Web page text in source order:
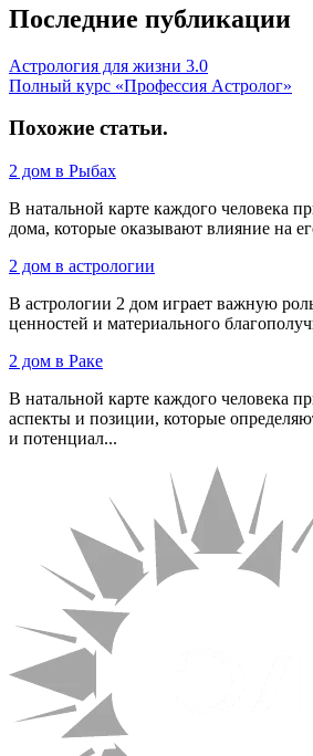
Последние публикации
Астрология для жизни 3.0
Полный курс «Профессия Астролог»
Похожие статьи.
2 дом в Рыбах
В натальной карте каждого человека
дома, которые оказывают влияние на
2 дом в астрологии
В астрологии 2 дом играет важную
ценностей и материального
2 дом в Раке
В натальной карте каждого человека
аспекты и позиции, которые
и потенциал...